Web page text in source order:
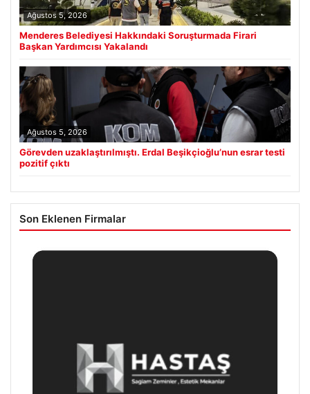
Ağustos 5, 2026
Menderes Belediyesi Hakkındaki Soruşturmada Firari
Başkan Yardımcısı Yakalandı
Ağustos 5, 2026
Görevden uzaklaştırılmıştı. Erdal Beşikçioğlu’nun esrar testi
pozitif çıktı
Son Eklenen Firmalar